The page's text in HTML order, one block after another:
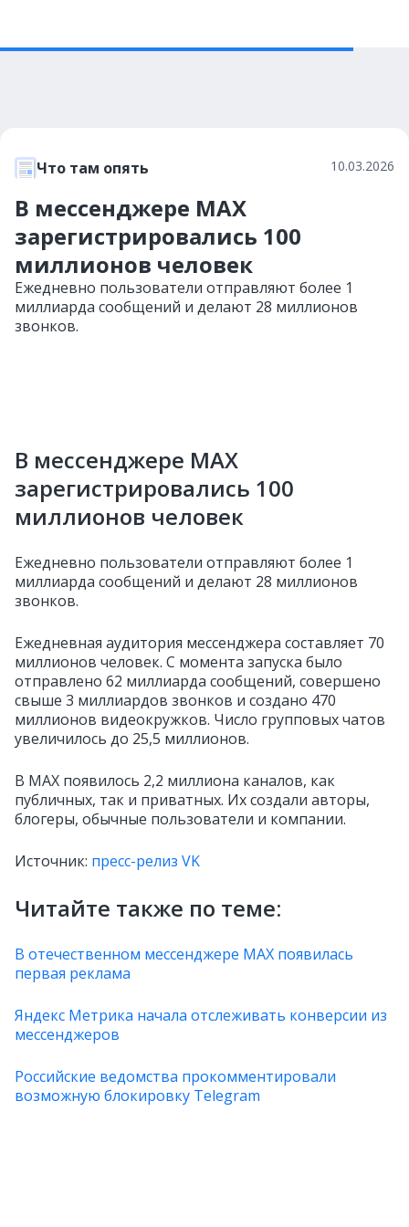
Что там опять 10.03.2026
В мессенджере МАХ
зарегистрировались 100
миллионов человек
Ежедневно пользователи отправляют более 1
миллиарда сообщений и делают 28 миллионов
звонков.
В мессенджере МАХ
зарегистрировались 100
миллионов человек
Ежедневно пользователи отправляют более 1
миллиарда сообщений и делают 28 миллионов
звонков.
Ежедневная аудитория мессенджера составляет 70
миллионов человек. С момента запуска было
отправлено 62 миллиарда сообщений, совершено
свыше 3 миллиардов звонков и создано 470
миллионов видеокружков. Число групповых чатов
увеличилось до 25,5 миллионов.
В МАХ появилось 2,2 миллиона каналов, как
публичных, так и приватных. Их создали авторы,
блогеры, обычные пользователи и компании.
Источник: пресс-релиз VK
Читайте также по теме:
В отечественном мессенджере MAX появилась
первая реклама
Яндекс Метрика начала отслеживать конверсии из
мессенджеров
Российские ведомства прокомментировали
возможную блокировку Telegram